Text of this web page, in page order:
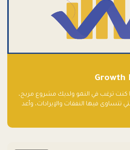
كنت ترغب في النمو ولديك مشروع مربح،
تتساوى فيها النفقات والإيرادات، وأعد